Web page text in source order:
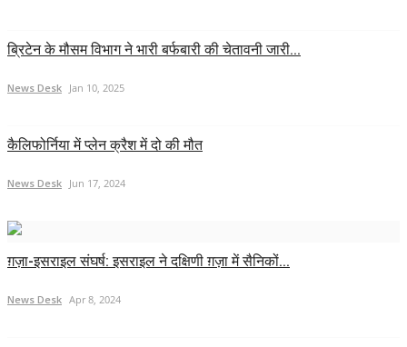
ब्रिटेन के मौसम विभाग ने भारी बर्फबारी की चेतावनी जारी...
News Desk Jan 10, 2025
कैलिफोर्निया में प्लेन क्रैश में दो की मौत
News Desk Jun 17, 2024
ग़ज़ा-इसराइल संघर्ष: इसराइल ने दक्षिणी ग़ज़ा में सैनिकों...
News Desk Apr 8, 2024